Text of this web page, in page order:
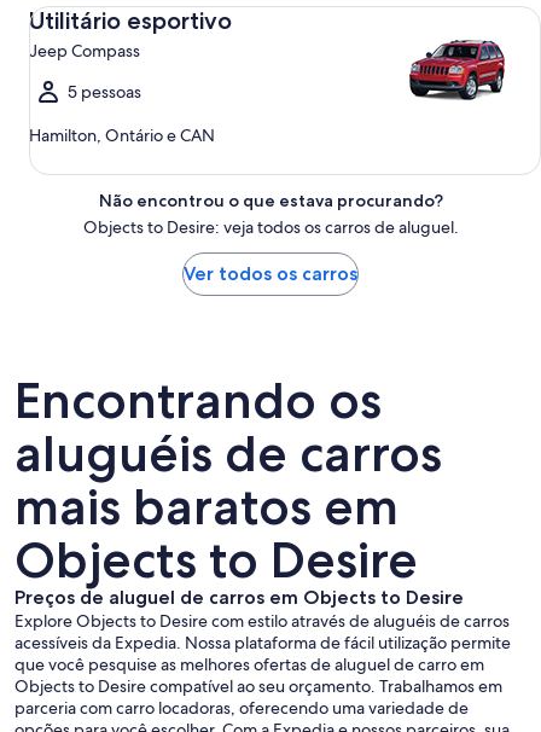
Utilitário esportivo
Jeep Compass
5 pessoas
Hamilton, Ontário e CAN
Não encontrou o que estava procurando?
Objects to Desire: veja todos os carros de aluguel.
Ver todos os carros
Encontrando os
aluguéis de carros
mais baratos em
Objects to Desire
Preços de aluguel de carros em Objects to Desire
Explore Objects to Desire com estilo através de aluguéis de carros
acessíveis da Expedia. Nossa plataforma de fácil utilização permite
que você pesquise as melhores ofertas de aluguel de carro em
Objects to Desire compatível ao seu orçamento. Trabalhamos em
parceria com carro locadoras, oferecendo uma variedade de